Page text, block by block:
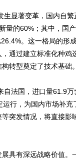
显著变革，国内自繁
量的60%；其中，国
。这一格局的形
通过建立标准化种鸡
转型奠定了技术基础
法国，进口量61.9万
行，为国内市场补
突发情况，将直接影
有深远战略价值。